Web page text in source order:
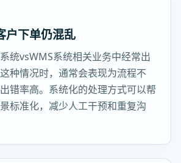
户下单仍混乱
统vsWMS系统相关业务中经常出
种情况时，通常会表现为流程不
错率高。系统化的处理方式可以帮
标准化，减少人工干预和重复沟